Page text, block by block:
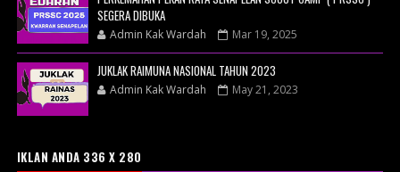
SEGERA DIBUKA
Admin Kak Wardah Mar 19, 2025
JUKLAK RAIMUNA NASIONAL TAHUN 2023
Admin Kak Wardah May 21, 2023
IKLAN ANDA 336 X 280